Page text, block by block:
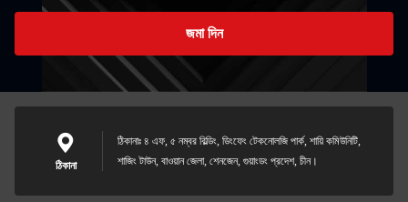
জমা দিন
ঠিকানা
ঠিকানাঃ ৪ এফ, ৫ নম্বর বিল্ডিং, ডিংফেং টেকনোলজি পার্ক, শায়ি কমিউনিটি,
শাজিং টাউন, বাওয়ান জেলা, শেনজেন, গুয়াংডং প্রদেশ, চীন।